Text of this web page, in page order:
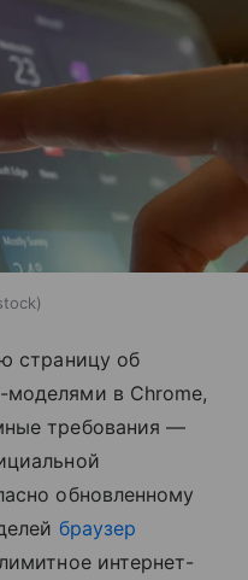
страницу об
в Chrome,
требования —
обновленному
браузер
интернет-